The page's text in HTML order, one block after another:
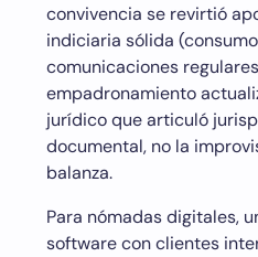
convivencia se revirtió
indiciaria sólida
comunicaciones
empadronamiento
jurídico que articuló
documental, no la
balanza.
Para nómadas digitales,
software con clientes